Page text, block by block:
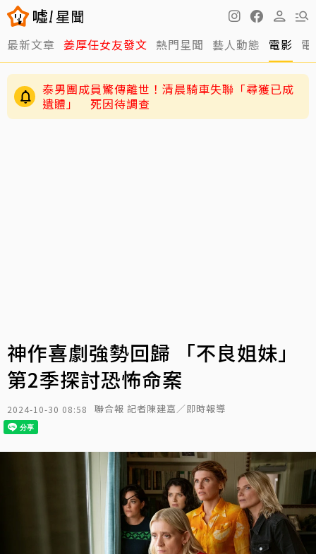
最新文章 姜厚任女友發文 熱門星聞 藝人動態 電影
泰男團成員驚傳離世！清晨騎車失聯「尋獲已成
遺體」 死因待調查
神作喜劇強勢回歸 「不良姐妹」
第2季探討恐怖命案
2024-10-30 08:58 聯合報 記者陳建嘉／即時報導